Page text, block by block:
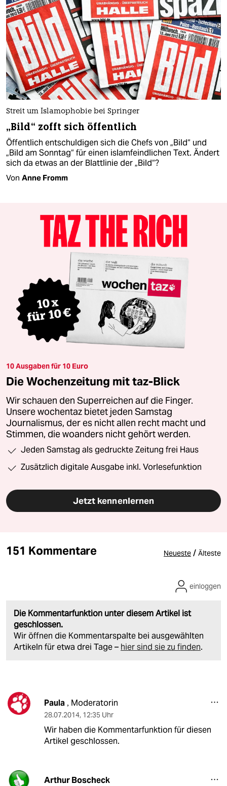
Streit um Islamophobie bei Springer
„Bild“ zofft sich öffentlich
Öffentlich entschuldigen sich die Chefs von „Bild“ und
„Bild am Sonntag“ für einen islamfeindlichen Text. Ändert
sich da etwas an der Blattlinie der „Bild“?
Von Anne Fromm
10 Ausgaben für 10 Euro
Die Wochenzeitung mit taz-Blick
Wir schauen den Superreichen auf die Finger.
Unsere wochentaz bietet jeden Samstag
Journalismus, der es nicht allen recht macht und
Stimmen, die woanders nicht gehört werden.
Jeden Samstag als gedruckte Zeitung frei Haus
Zusätzlich digitale Ausgabe inkl. Vorlesefunktion
Jetzt kennenlernen
151 Kommentare Neueste / Älteste
Die Kommentarfunktion unter diesem Artikel ist
geschlossen.
Wir öffnen die Kommentarspalte bei ausgewählten
Artikeln für etwa drei Tage – hier sind sie zu finden.
einloggen
Paula, Moderatorin
28.07.2014, 12:35 Uhr
Wir haben die Kommentarfunktion für diesen
Artikel geschlossen.
Arthur Boscheck